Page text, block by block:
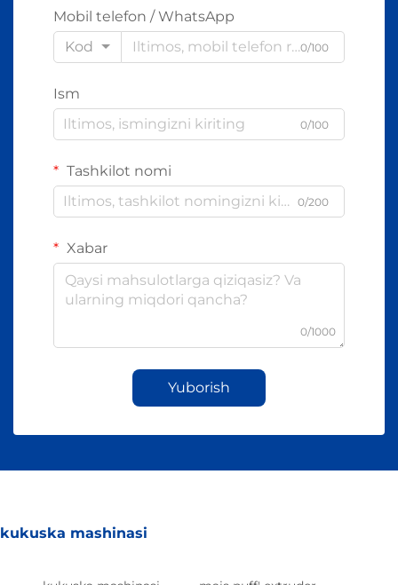
Mobil telefon / WhatsApp
Kod
0/100
Ism
0/100
Tashkilot nomi
0/200
Xabar
0/1000
Yuborish
kukuska mashinasi